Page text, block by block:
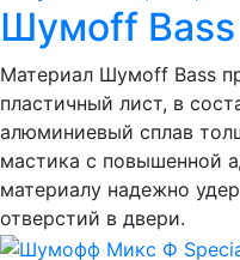
Шумоff Bass
Материал Шумоff Bass
пластичный лист, в
алюминиевый сплав
мастика с повышенной
материалу надежно
отверстий в двери.